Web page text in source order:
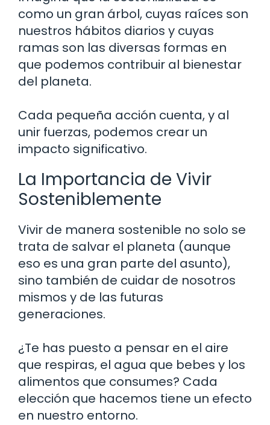
como un gran árbol, cuyas raíces son
nuestros hábitos diarios y cuyas
ramas son las diversas formas en
que podemos contribuir al bienestar
del planeta.
Cada pequeña acción cuenta, y al
unir fuerzas, podemos crear un
impacto significativo.
La Importancia de Vivir
Sosteniblemente
Vivir de manera sostenible no solo se
trata de salvar el planeta (aunque
eso es una gran parte del asunto),
sino también de cuidar de nosotros
mismos y de las futuras
generaciones.
¿Te has puesto a pensar en el aire
que respiras, el agua que bebes y los
alimentos que consumes? Cada
elección que hacemos tiene un efecto
en nuestro entorno.